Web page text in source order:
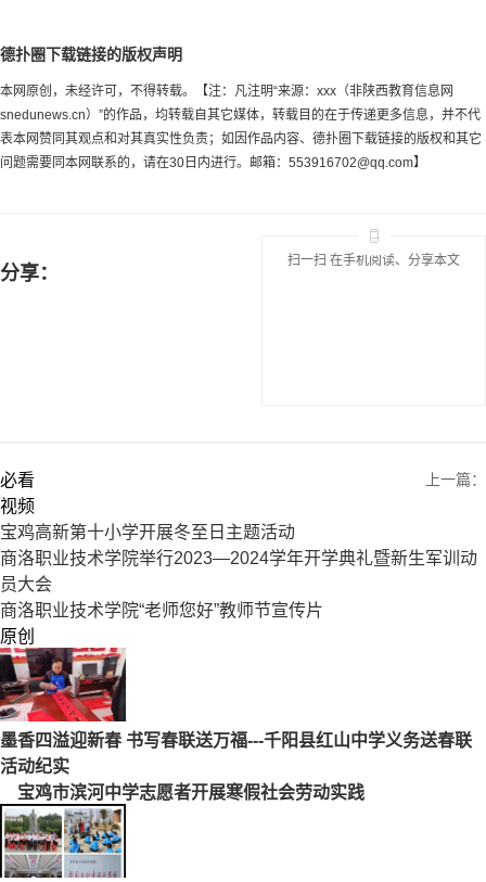
德扑圈下载链接的版权声明
本网原创，未经许可，不得转载。【注：凡注明“来源：xxx（非陕西教育信息网
snedunews.cn）”的作品，均转载自其它媒体，转载目的在于传递更多信息，并不代
表本网赞同其观点和对其真实性负责；如因作品内容、德扑圈下载链接的版权和其它
问题需要同本网联系的，请在30日内进行。邮箱： 553916702@qq.com】
分享：
扫一扫 在手机阅读、分享本文
上一篇：
必看
视频
宝鸡高新第十小学开展冬至日主题活动
商洛职业技术学院举行2023—2024学年开学典礼暨新生军训动
员大会
商洛职业技术学院“老师您好”教师节宣传片
原创
墨香四溢迎新春 书写春联送万福---千阳县红山中学义务送春联
活动纪实
宝鸡市滨河中学志愿者开展寒假社会劳动实践